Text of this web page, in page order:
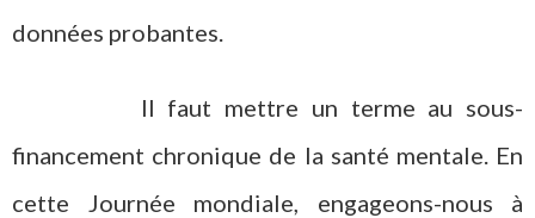
données probantes.
Il faut mettre un terme au sous-
financement chronique de la santé mentale. En
cette Journée mondiale, engageons-nous à